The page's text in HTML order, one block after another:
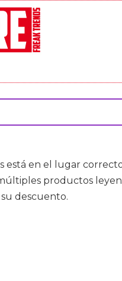
está en el lugar
productos
descuento.